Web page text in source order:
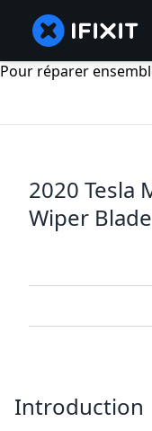
Pour réparer
2020 Tesla
Wiper
Introduction